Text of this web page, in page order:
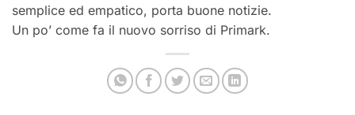
semplice ed empatico, porta buone notizie.
Un po’ come fa il nuovo sorriso di Primark.